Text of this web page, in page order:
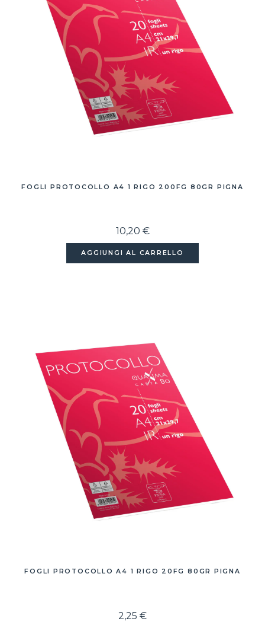
FOGLI PROTOCOLLO A4 1 RIGO 200FG 80GR PIGNA
10,20 €
AGGIUNGI AL CARRELLO
FOGLI PROTOCOLLO A4 1 RIGO 20FG 80GR PIGNA
2,25 €